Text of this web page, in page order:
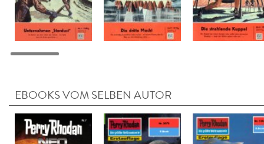
EBOOKS VOM SELBEN AUTOR